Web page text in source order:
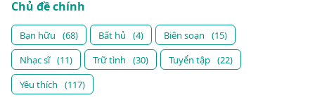
Chủ đề chính
Bạn hữu (68) Bất hủ (4) Biên soạn
(15)
Nhạc sĩ (11) Trữ tình (30) Tuyển tập (22)
Yêu thích
(117)